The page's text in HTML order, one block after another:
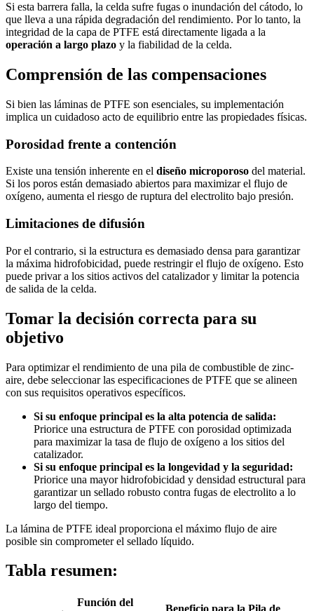
Si esta barrera falla, la celda sufre fugas o inundación del cátodo, lo
que lleva a una rápida degradación del rendimiento. Por lo tanto, la
integridad de la capa de PTFE está directamente ligada a la
operación a largo plazo y la fiabilidad de la celda.
Comprensión de las compensaciones
Si bien las láminas de PTFE son esenciales, su implementación
implica un cuidadoso acto de equilibrio entre las propiedades físicas.
Porosidad frente a contención
Existe una tensión inherente en el diseño microporoso del material.
Si los poros están demasiado abiertos para maximizar el flujo de
oxígeno, aumenta el riesgo de ruptura del electrolito bajo presión.
Limitaciones de difusión
Por el contrario, si la estructura es demasiado densa para garantizar
la máxima hidrofobicidad, puede restringir el flujo de oxígeno. Esto
puede privar a los sitios activos del catalizador y limitar la potencia
de salida de la celda.
Tomar la decisión correcta para su
objetivo
Para optimizar el rendimiento de una pila de combustible de zinc-
aire, debe seleccionar las especificaciones de PTFE que se alineen
con sus requisitos operativos específicos.
Si su enfoque principal es la alta potencia de salida:
Priorice una estructura de PTFE con porosidad optimizada
para maximizar la tasa de flujo de oxígeno a los sitios del
catalizador.
Si su enfoque principal es la longevidad y la seguridad:
Priorice una mayor hidrofobicidad y densidad estructural para
garantizar un sellado robusto contra fugas de electrolito a lo
largo del tiempo.
La lámina de PTFE ideal proporciona el máximo flujo de aire
posible sin comprometer el sellado líquido.
Tabla resumen:
Función del